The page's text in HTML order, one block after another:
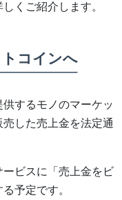
くご紹介します。
コインへ
供するモノのマーケッ
した売上金を法定通
ービスに「売上金をビ
予定です。